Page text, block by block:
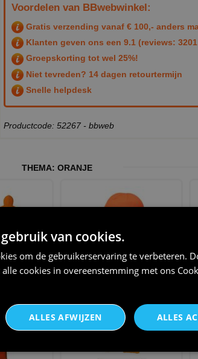
Voordelen van BBwebwinkel:
Gratis verzending vanaf € 100,- anders
Klanten geven ons een 9.1 (reviews:
Groepskorting tot wel 25%!
Niet tevreden? 14 dagen retourtermijn
Snelle helpdesk
Productcode: 52267 - bbweb
THEMA: ORANJE
oranje in
wit b
Muts Beanie oranje met led
verlichting
van cookies.
om de gebruikerservaring te verbeteren.
cookies in overeenstemming met ons
ALLES
ALLES AFWIJZEN